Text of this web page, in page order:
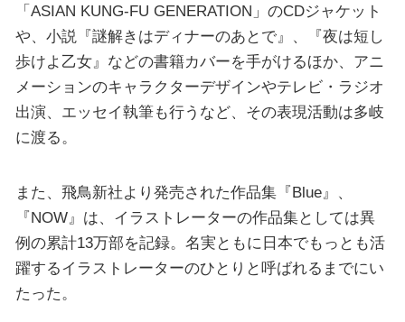
「ASIAN KUNG-FU GENERATION」のCDジャケット
や、小説『謎解きはディナーのあとで』、『夜は短し
歩けよ乙女』などの書籍カバーを手がけるほか、アニ
メーションのキャラクターデザインやテレビ・ラジオ
出演、エッセイ執筆も行うなど、その表現活動は多岐
に渡る。
また、飛鳥新社より発売された作品集『Blue』、
『NOW』は、イラストレーターの作品集としては異
例の累計13万部を記録。名実ともに日本でもっとも活
躍するイラストレーターのひとりと呼ばれるまでにい
たった。